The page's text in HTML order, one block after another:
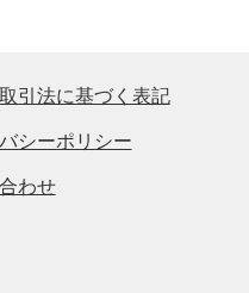
引法に基づく表記
シーポリシー
わせ